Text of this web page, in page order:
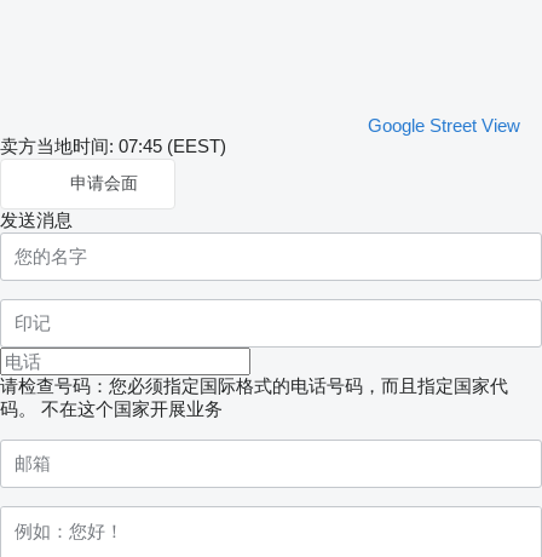
Google Street View
卖方当地时间: 07:45 (EEST)
申请会面
发送消息
请检查号码：您必须指定国际格式的电话号码，而且指定国家代
码。
不在这个国家开展业务